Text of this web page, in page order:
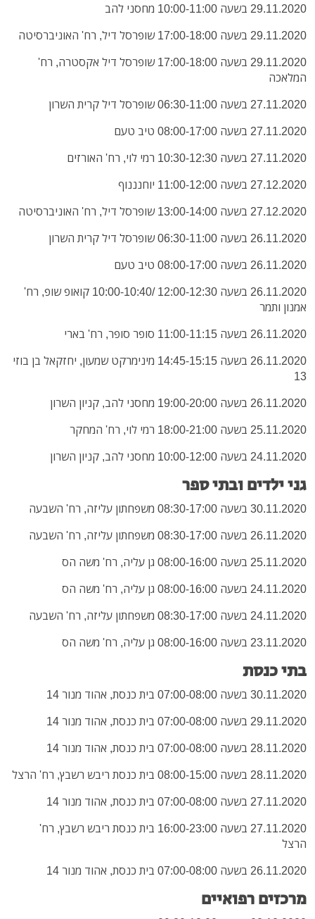
29.11.2020 בשעה 10:00-11:00 מחסני להב
29.11.2020 בשעה 17:00-18:00 שופרסל דיל, רח' האוניברסיטה
29.11.2020 בשעה 17:00-18:00 שופרסל דיל אקסטרה, רח'
המלאכה
27.11.2020 בשעה 06:30-11:00 שופרסל דיל קרית השרון
27.11.2020 בשעה 08:00-17:00 טיב טעם
27.11.2020 בשעה 10:30-12:30 רמי לוי, רח' האורזים
27.12.2020 בשעה 11:00-12:00 יוחנננוף
27.12.2020 בשעה 13:00-14:00 שופרסל דיל, רח' האוניברסיטה
26.11.2020 בשעה 06:30-11:00 שופרסל דיל קרית השרון
26.11.2020 בשעה 08:00-17:00 טיב טעם
26.11.2020 בשעה 12:00-12:30 /10:00-10:40 קואופ שופ, רח'
אמנון ותמר
26.11.2020 בשעה 11:00-11:15 סופר סופר, רח' בארי
26.11.2020 בשעה 14:45-15:15 מינימרקט שמעון, יחזקאל בן בוזי
13
26.11.2020 בשעה 19:00-20:00 מחסני להב, קניון השרון
25.11.2020 בשעה 18:00-21:00 רמי לוי, רח' המחקר
24.11.2020 בשעה 10:00-12:00 מחסני להב, קניון השרון
גני ילדים ובתי ספר
30.11.2020 בשעה 08:30-17:00 משפחתון עליזה, רח' השבעה
26.11.2020 בשעה 08:30-17:00 משפחתון עליזה, רח' השבעה
25.11.2020 בשעה 08:00-16:00 גן עליה, רח' משה הס
24.11.2020 בשעה 08:00-16:00 גן עליה, רח' משה הס
24.11.2020 בשעה 08:30-17:00 משפחתון עליזה, רח' השבעה
23.11.2020 בשעה 08:00-16:00 גן עליה, רח' משה הס
בתי כנסת
30.11.2020 בשעה 07:00-08:00 בית כנסת, אהוד מנור 14
29.11.2020 בשעה 07:00-08:00 בית כנסת, אהוד מנור 14
28.11.2020 בשעה 07:00-08:00 בית כנסת, אהוד מנור 14
28.11.2020 בשעה 08:00-15:00 בית כנסת ריבש רשבץ, רח' הרצל
27.11.2020 בשעה 07:00-08:00 בית כנסת, אהוד מנור 14
27.11.2020 בשעה 16:00-23:00 בית כנסת ריבש רשבץ, רח'
הרצל
26.11.2020 בשעה 07:00-08:00 בית כנסת, אהוד מנור 14
מרכזים רפואיים